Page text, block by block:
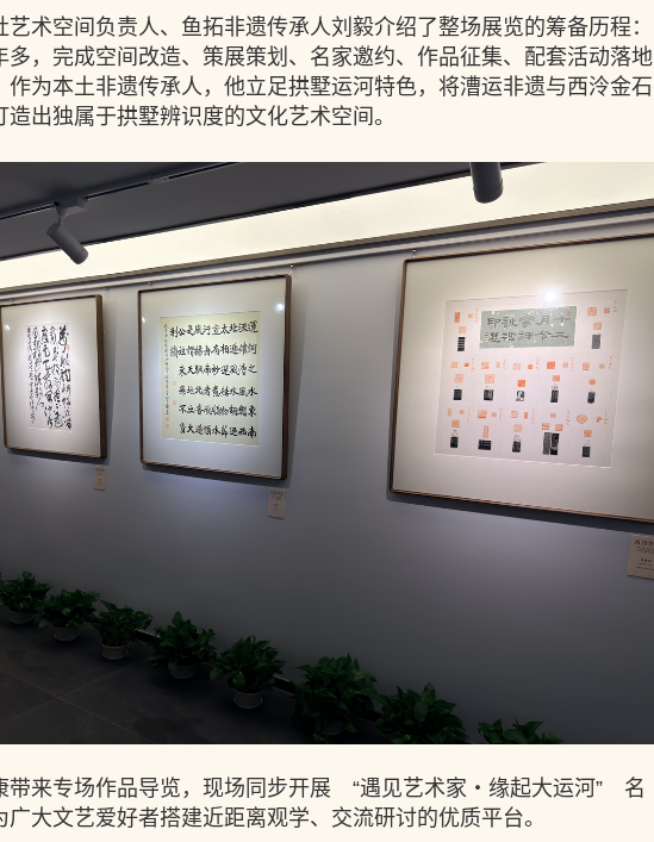
艺术空间负责人、鱼拓非遗传承人刘毅介绍了整场展览的筹备历程：
多，完成空间改造、策展策划、名家邀约、作品征集、配套活动落地
作为本土非遗传承人，他立足拱墅运河特色，将漕运非遗与西泠金石
造出独属于拱墅辨识度的文化艺术空间。
带来专场作品导览，现场同步开展 “遇见艺术家・缘起大运河” 名
广大文艺爱好者搭建近距离观学、交流研讨的优质平台。